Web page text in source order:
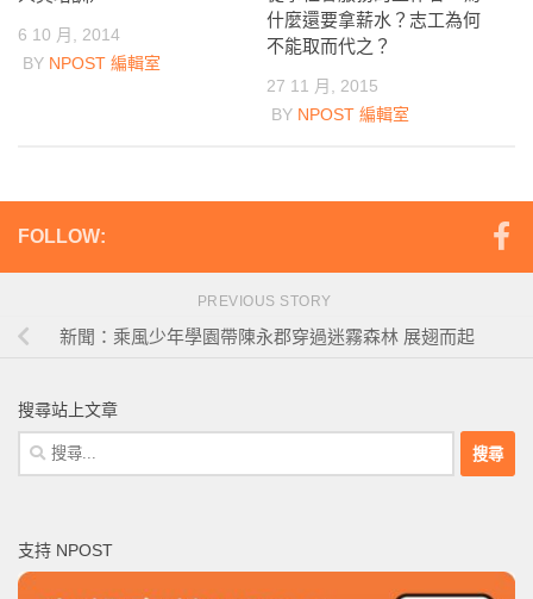
6 10 月, 2014
BY NPOST 編輯室
什麼還要拿薪水？志工為何
不能取而代之？
27 11 月, 2015
BY NPOST 編輯室
FOLLOW:
PREVIOUS STORY
新聞：乘風少年學園帶陳永郡穿過迷霧森林 展翅而起
搜尋站上文章
搜
尋
字:
支持 NPOST